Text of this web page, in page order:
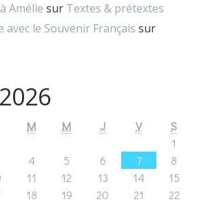
Amélie sur Textes & prétextes
avec le Souvenir Français sur
M M J V
S
1
4 5 6 7
8
11 12 13 14
15
18 19 20 21
22